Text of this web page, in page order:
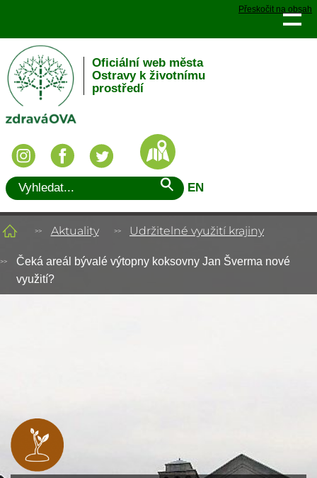
Přeskočit na obsah
Oficiální web města
Ostravy k životnímu
prostředí
EN
Aktuality Udržitelné využití krajiny
Čeká areál bývalé výtopny koksovny Jan Šverma nové
využití?